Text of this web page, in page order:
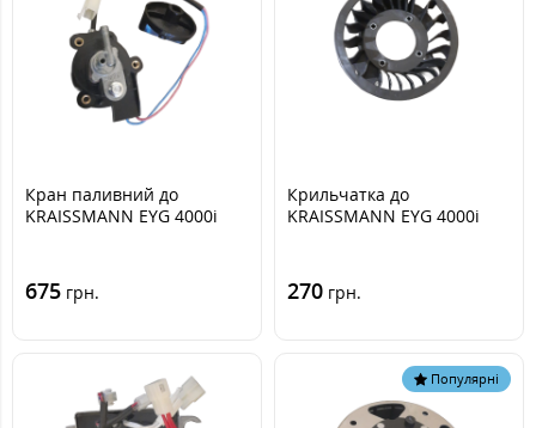
Кран паливний до
KRAISSMANN EYG 4000i
675 грн.
Крильчатка до
KRAISSMANN EYG 4000i
270 грн.
Популярні